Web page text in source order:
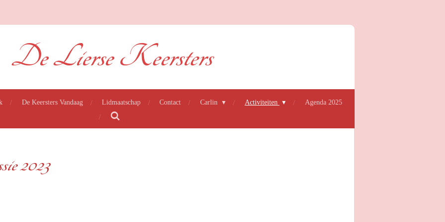
De Lierse Keersters
De Keersters Vandaag Lidmaatschap Contact Carlin Activiteiten Agenda 2025
2023